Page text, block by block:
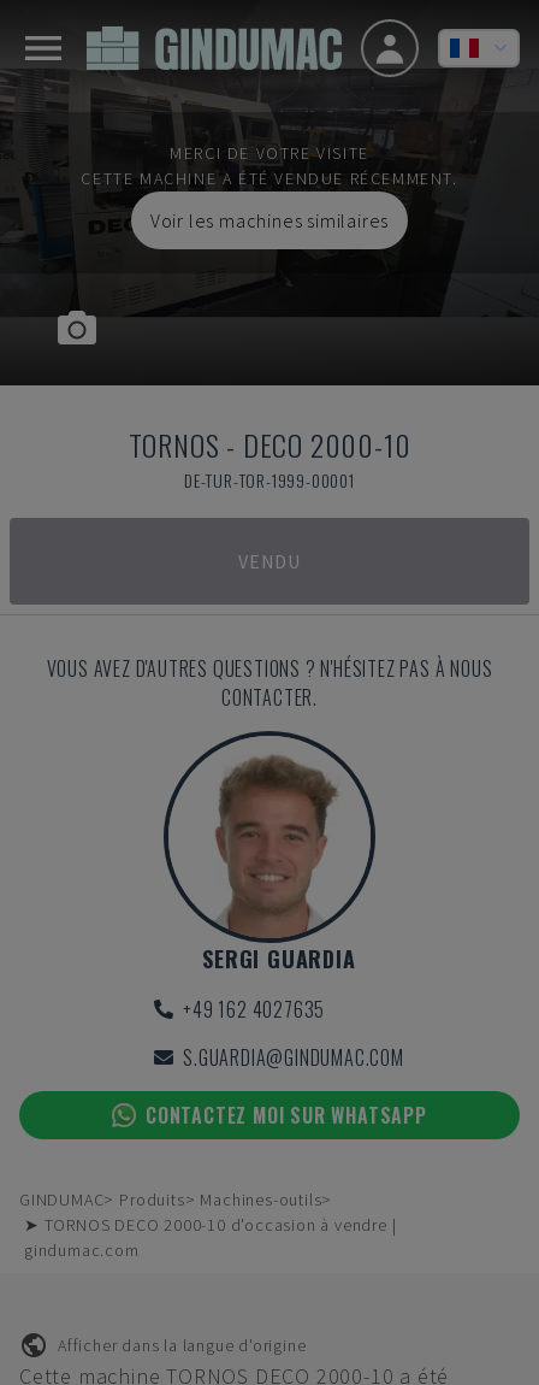
MERCI DE VOTRE VISITE
CETTE MACHINE A ÉTÉ VENDUE RÉCEMMENT.
Voir les machines similaires
TORNOS - DECO 2000-10
DE-TUR-TOR-1999-00001
VENDU
VOUS AVEZ D'AUTRES QUESTIONS ? N'HÉSITEZ PAS À NOUS
CONTACTER.
SERGI GUARDIA
+49 162 4027635
S.GUARDIA@GINDUMAC.COM
CONTACTEZ MOI SUR WHATSAPP
GINDUMAC Produits
Machines-outils
➤ TORNOS DECO 2000-10 d'occasion à vendre |
gindumac.com
Afficher dans la langue d'origine
Cette machine TORNOS DECO 2000-10 a été